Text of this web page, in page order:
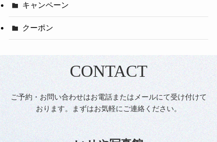
キャンペーン
クーポン
CONTACT
ご予約・お問い合わせはお電話またはメールにて受け付けて
おります。まずはお気軽にご連絡ください。